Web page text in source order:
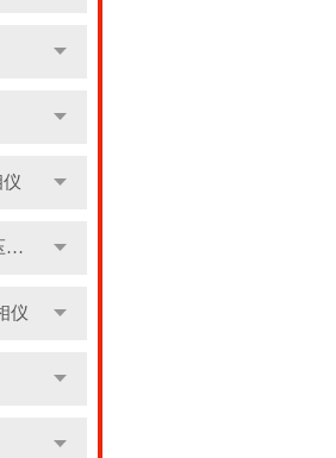
FRD-10/35/110KV高压语音核相器
仪